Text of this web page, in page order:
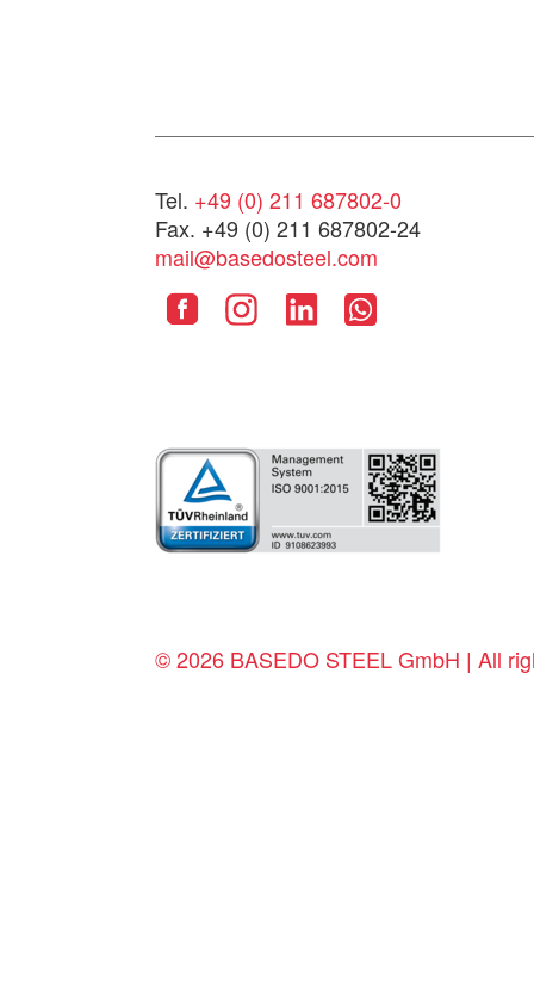
Tel. +49 (0) 211 687802-0
Fax. +49 (0) 211 687802-24
mail@basedosteel.com
© 2026 BASEDO STEEL GmbH | All